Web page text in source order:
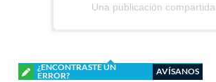
Una publicación
¿ENCONTRASTE UN
ERROR?
AVÍSANOS